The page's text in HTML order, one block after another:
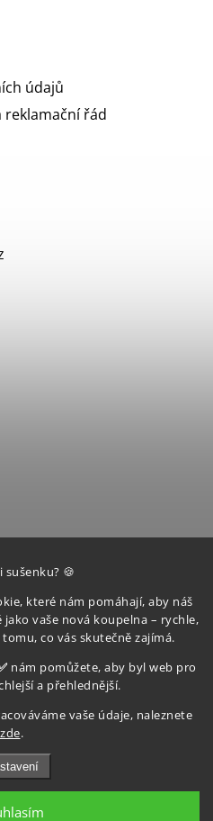
sušenku? 🍪
které nám pomáhají, aby náš
vaše nová koupelna – rychle,
co vás skutečně zajímá.
nám pomůžete, aby byl web pro
a přehlednější.
vaše údaje, naleznete
zde.
údajů
reklamační řád